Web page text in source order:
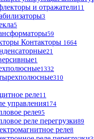
и отражатели11
3
5
59
Контакторы 1664
21
1
1332
310
реле11
управления174
реле95
реле перегрузки89
реле8